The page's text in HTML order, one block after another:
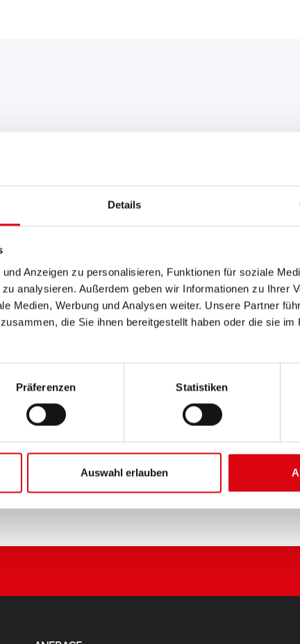
Details
Anzeigen zu personalisieren, Funktionen für soziale
analysieren. Außerdem geben wir Informationen zu Ihrer
Medien, Werbung und Analysen weiter. Unsere Partner
die Sie ihnen bereitgestellt haben oder die sie im
Präferenzen Statistiken
Auswahl erlauben
FÜR SIE:
610 48
Das Aushängeschild der Banner
Nachrüsten (OE).
PRODUKTDETAILS >
Diese Batterie kaufen: